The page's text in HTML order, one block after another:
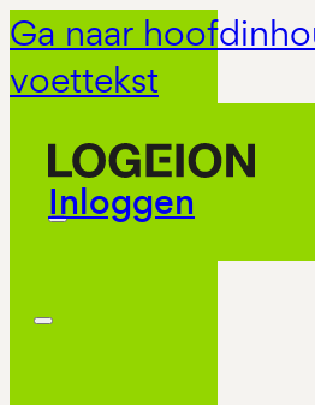
Ga naar
voettekst
Inloggen